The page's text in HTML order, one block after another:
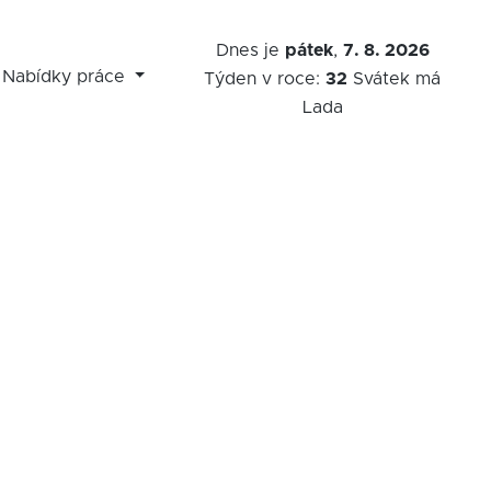
Nabídky práce
Dnes je pátek, 7. 8. 2026
Týden v roce:32 Svátek má
Lada